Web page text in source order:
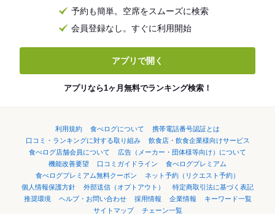
予約も簡単。空席をスムーズに検索
会員登録なし。すぐに利用開始
アプリで開く
アプリなら1ヶ月無料でランキング検索！
利用規約 食べログについて
携帯電話番号認証とは
口コミ・ランキングに対する取り組み
飲食店・飲食企業様向けサービス
食べログ店舗会員について
広告（メーカー・団体様等向け）について
機能改善要望
口コミガイドライン
食べログプレミアム
食べログプレミアム無料クーポン
ネット予約（リクエスト予約）
個人情報保護方針
外部送信（オプトアウト）
特定商取引法に基づく表記
推奨環境
ヘルプ・お問い合わせ 採用情報 企業情報
キーワード一覧
サイトマップ
チェーン一覧